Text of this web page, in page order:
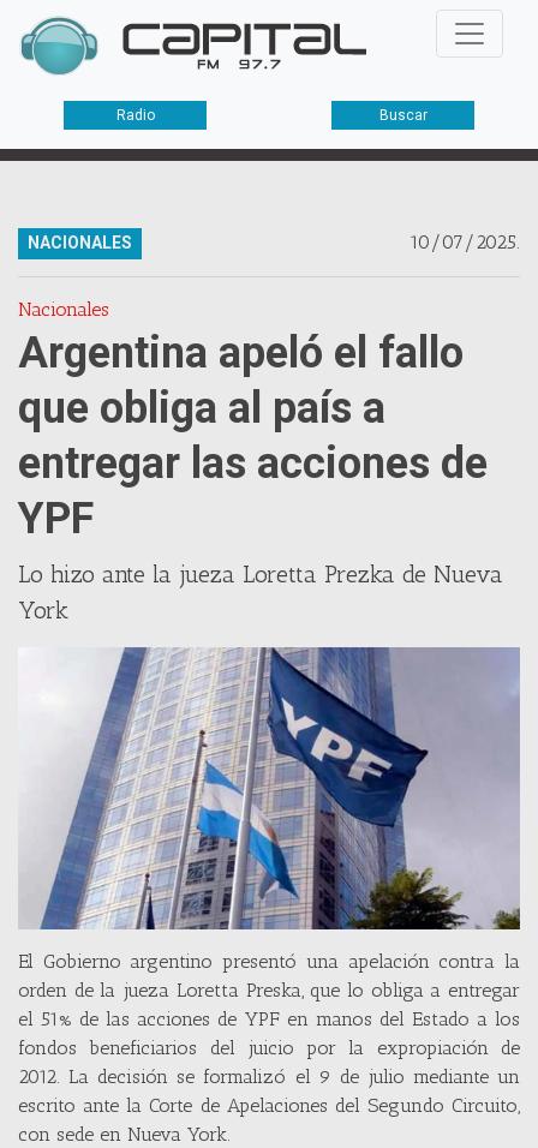
Radio Buscar
10/07/2025.
NACIONALES
Nacionales
Argentina apeló el fallo
que obliga al país a
entregar las acciones de
YPF
Lo hizo ante la jueza Loretta Prezka de Nueva
York
El Gobierno argentino presentó una apelación contra la
orden de la jueza Loretta Preska, que lo obliga a entregar
el 51% de las acciones de YPF en manos del Estado a los
fondos beneficiarios del juicio por la expropiación de
2012. La decisión se formalizó el 9 de julio mediante un
escrito ante la Corte de Apelaciones del Segundo Circuito,
con sede en Nueva York.